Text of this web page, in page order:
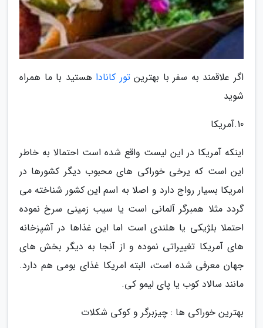
اگر علاقمند به سفر با بهترینتور کانادا هستید با ما همراه
شوید
10.آمریکا
اینکه آمریکا در این لیست واقع شده است احتمالا به خاطر
این است که یرخی خوراکی های محبوب دیگر کشورها در
امریکا بسیار رواج دارد و اصلا به اسم این کشور شناخته می
گردد مثلا همبرگر آلمانی است یا سیب زمینی سرخ نموده
احتملا بلژیکی یا هلندی است اما این غذاها در آشپزخانه
های آمریکا تغییراتی نموده و از آنجا به دیگر بخش های
جهان معرفی شده است، البته امریکا غذای بومی هم دارد.
مانند سالاد کوب یا پای لیمو کی.
بهترین خوراکی ها : چیزبرگر و کوکی شکلات